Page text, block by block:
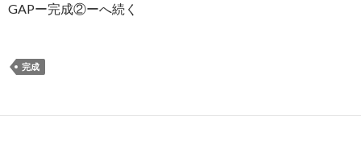
GAPー完成②ーへ続く
完成